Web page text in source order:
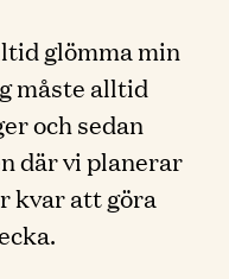
glömma min
måste alltid
och sedan
där vi planerar
kvar att göra